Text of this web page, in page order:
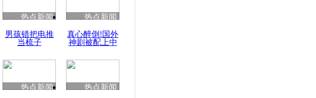
四川兴文苗乡上万人欢
度苗族花山节
清明祭英烈 哀思悼忠
热点新闻
男孩错把电推
当梳子
热点新闻
真心醉倒!国外
神剧被配上中
热点新闻
热点新闻